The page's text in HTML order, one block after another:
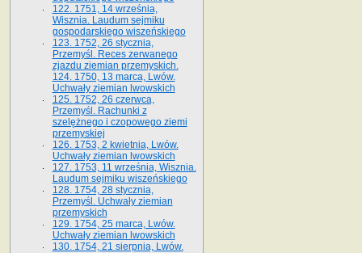
122. 1751, 14 września,
Wisznia. Laudum sejmiku
gospodarskiego wiszeńskiego
123. 1752, 26 stycznia,
Przemyśl. Reces zerwanego
zjazdu ziemian przemyskich.
124. 1750, 13 marca, Lwów.
Uchwały ziemian lwowskich
125. 1752, 26 czerwca,
Przemyśl. Rachunki z
szelężnego i czopowego ziemi
przemyskiej
126. 1753, 2 kwietnia, Lwów.
Uchwały ziemian lwowskich
127. 1753, 11 września, Wisznia.
Laudum sejmiku wiszeńskiego
128. 1754, 28 stycznia,
Przemyśl. Uchwały ziemian
przemyskich
129. 1754, 25 marca, Lwów.
Uchwały ziemian lwowskich
130. 1754, 21 sierpnia, Lwów.